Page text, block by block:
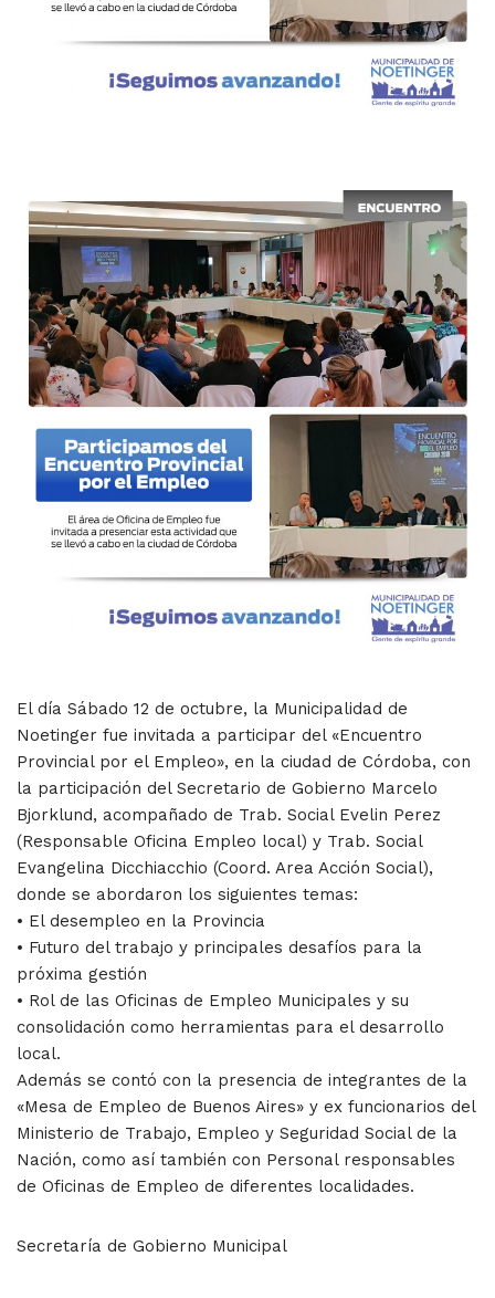
El día Sábado 12 de octubre, la Municipalidad de
Noetinger fue invitada a participar del «Encuentro
Provincial por el Empleo», en la ciudad de Córdoba, con
la participación del Secretario de Gobierno Marcelo
Bjorklund, acompañado de Trab. Social Evelin Perez
(Responsable Oficina Empleo local) y Trab. Social
Evangelina Dicchiacchio (Coord. Area Acción Social),
donde se abordaron los siguientes temas:
• El desempleo en la Provincia
• Futuro del trabajo y principales desafíos para la
próxima gestión
• Rol de las Oficinas de Empleo Municipales y su
consolidación como herramientas para el desarrollo
local.
Además se contó con la presencia de integrantes de la
«Mesa de Empleo de Buenos Aires» y ex funcionarios del
Ministerio de Trabajo, Empleo y Seguridad Social de la
Nación, como así también con Personal responsables
de Oficinas de Empleo de diferentes localidades.
Secretaría de Gobierno Municipal